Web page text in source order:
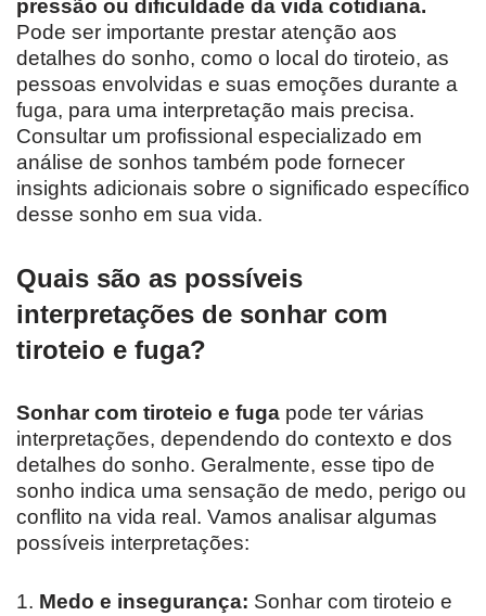
pressão ou dificuldade da vida cotidiana.
Pode ser importante prestar atenção aos
detalhes do sonho, como o local do tiroteio, as
pessoas envolvidas e suas emoções durante a
fuga, para uma interpretação mais precisa.
Consultar um profissional especializado em
análise de sonhos também pode fornecer
insights adicionais sobre o significado específico
desse sonho em sua vida.
Quais são as possíveis
interpretações de sonhar com
tiroteio e fuga?
Sonhar com tiroteio e fuga pode ter várias
interpretações, dependendo do contexto e dos
detalhes do sonho. Geralmente, esse tipo de
sonho indica uma sensação de medo, perigo ou
conflito na vida real. Vamos analisar algumas
possíveis interpretações:
1. Medo e insegurança: Sonhar com tiroteio e